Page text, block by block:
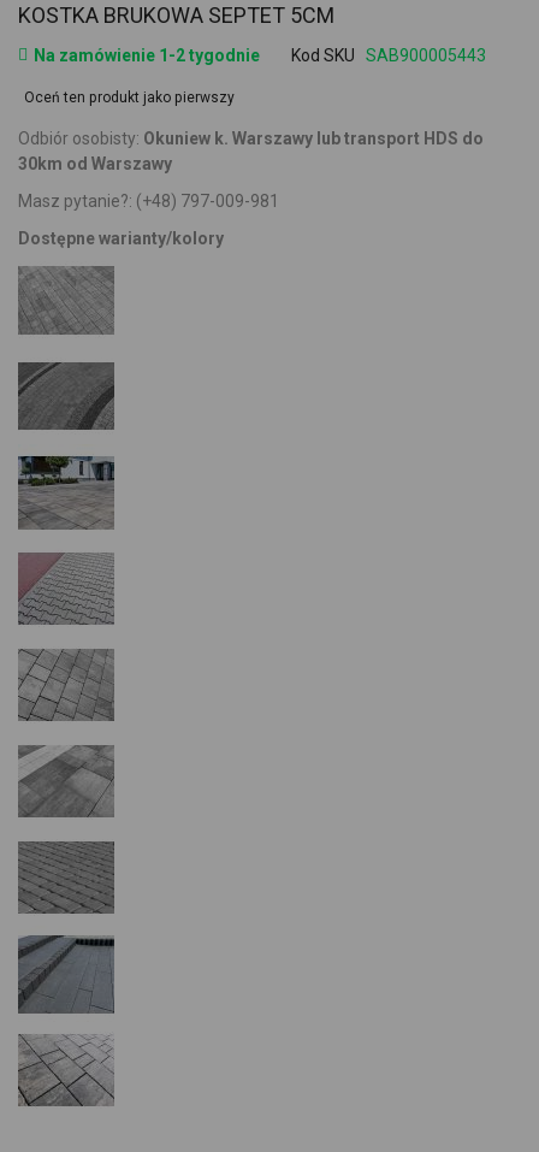
KOSTKA BRUKOWA SEPTET 5CM
Na zamówienie 1-2 tygodnie Kod SKU SAB900005443
Oceń ten produkt jako pierwszy
Odbiór osobisty: Okuniew k. Warszawy lub transport HDS do
30km od Warszawy
Masz pytanie?: (+48) 797-009-981
Dostępne warianty/kolory